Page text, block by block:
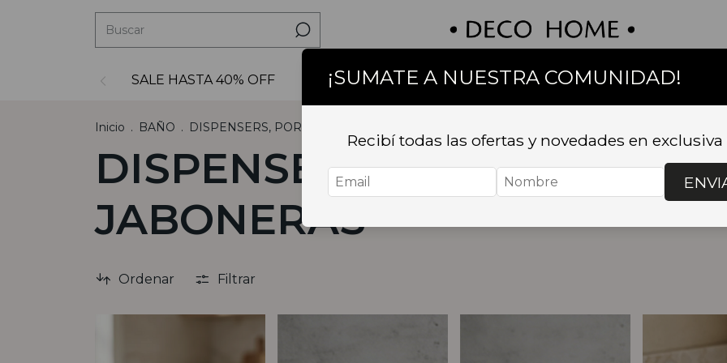
SALE HASTA 40% OFF Decoracion Textil Bazar Baño Muebles Sillas y
Inicio . BAÑO . DISPENSERS, PORTACEPILLOS Y JABONERAS
DISPENSERS,
JABONERAS
Ordenar Filtrar
¡SUMATE A NUESTRA COMUNIDAD!
Recibí todas las ofertas y novedades en exclusiva